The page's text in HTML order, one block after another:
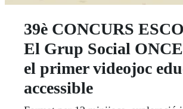
39è CONCURS
El Grup Social
el primer videojoc
accessible